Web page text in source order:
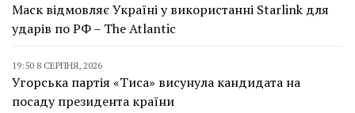
Маск відмовляє Україні у використанні Starlink для
ударів по РФ – The Atlantic
19:50 8 СЕРПНЯ, 2026
Угорська партія «Тиса» висунула кандидата на
посаду президента країни